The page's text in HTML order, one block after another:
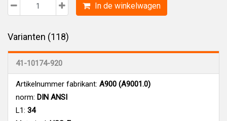
In de winkelwagen
Varianten (118)
41-10174-920
Artikelnummer fabrikant: A900 (A9001.0)
norm: DIN ANSI
L1: 34